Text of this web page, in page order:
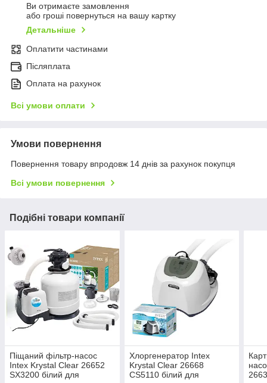
Ви отримаєте замовлення
або гроші повернуться на вашу картку
Детальніше
Оплатити частинами
Післяплата
Оплата на рахунок
Всі умови оплати
Умови повернення
Повернення товару впродовж 14 днів за рахунок покупця
Всі умови повернення
Подібні товари компанії
Піщаний фільтр-насос
Intex Krystal Clear 26652
SX3200 білий для
Хлоргенератор Intex
Krystal Clear 26668
CS5110 білий для